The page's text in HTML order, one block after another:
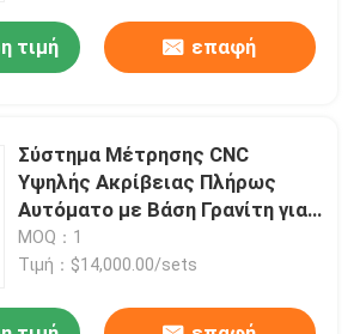
τιμή επαφή
Σύστημα Μέτρησης CNC
Υψηλής Ακρίβειας Πλήρως
Αυτόματο με Βάση Γρανίτη για
Οπτική Βιντεοσκοπική
Μέτρηση
MOQ：1
Τιμή：$14,000.00/sets